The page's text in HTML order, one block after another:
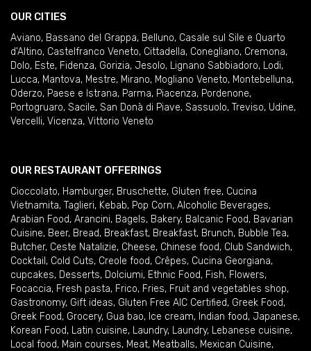
OUR CITIES
Aviano, Bassano del Grappa, Belluno, Casale sul Sile e Quarto
d'Altino, Castelfranco Veneto, Cittadella, Conegliano, Cremona,
Dolo, Este, Fidenza, Gorizia, Jesolo, Lignano Sabbiadoro, Lodi,
Lucca, Mantova, Mestre, Mirano, Mogliano Veneto, Montebelluna,
Oderzo, Paese e Istrana, Parma, Piacenza, Pordenone,
Portogruaro, Sacile, San Donà di Piave, Sassuolo, Treviso, Udine,
Vercelli, Vicenza, Vittorio Veneto
OUR RESTAURANT OFFERINGS
Cioccolato, Hamburger, Bruschette, Gluten free, Cucina
Vietnamita, Taglieri, Kebab, Pop Corn, Alcoholic Beverages,
Arabian Food, Arancini, Bagels, Bakery, Balcanic Food, Bavarian
Cuisine, Beer, Bread, Breakfast, Breakfast, Brunch, Bubble Tea,
Butcher, Ceste Natalizie, Cheese, Chinese food, Club Sandwich,
Cocktail , Cold Cuts, Creole food, Crêpes, Cucina Georgiana,
cupcakes, Desserts, Dolciumi, Ethnic Food, Fish, Flowers,
Focaccia, Fresh pasta, Frico, Fries, Fruit and vegetables shop,
Gastronomy, Gift ideas, Gluten Free AIC Certified, Greek Food,
Greek Food, Grocery, Gua bao, Ice cream, Indian food, Japanese,
Korean Food, Latin cuisine, Laundry, Laundry, Lebanese cuisine,
Local food, Main courses, Meat, Meatballs, Mexican Cuisine,